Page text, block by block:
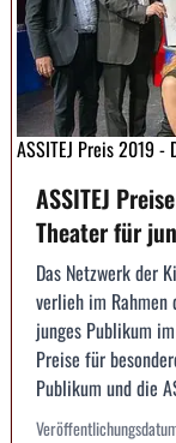
ASSITEJ Preis 2019 -
ASSITEJ
Theater für
Das Netzwerk der
verlieh im Rahmen
junges Publikum
Preise für
Publikum und die